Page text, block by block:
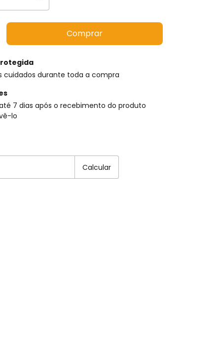
cuidados durante toda a compra
7 dias após o recebimento do produto
lo
Calcular